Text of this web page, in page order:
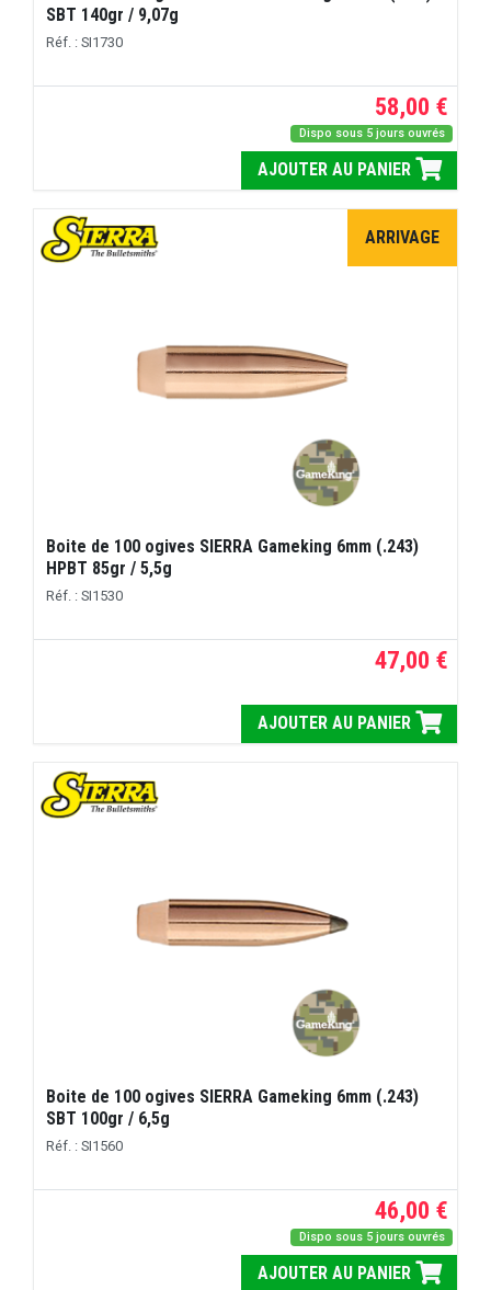
SBT 140gr / 9,07g
Réf. : SI1730
58,00 €
Dispo sous 5 jours ouvrés
AJOUTER AU PANIER
ARRIVAGE
Boite de 100 ogives SIERRA Gameking 6mm (.243)
HPBT 85gr / 5,5g
Réf. : SI1530
47,00 €
AJOUTER AU PANIER
Boite de 100 ogives SIERRA Gameking 6mm (.243)
SBT 100gr / 6,5g
Réf. : SI1560
46,00 €
Dispo sous 5 jours ouvrés
AJOUTER AU PANIER